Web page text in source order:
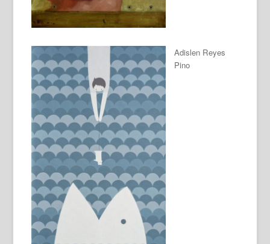
Adislen Reyes
Pino